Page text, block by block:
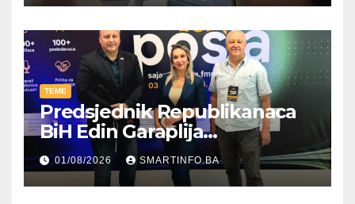
TEME
Predsjednik Republikanaca
BiH Edin Garaplija
prisustvovao prezentaciji
Federalnog sajma
zapošljavanja
01/08/2026 SMARTINFO.BA